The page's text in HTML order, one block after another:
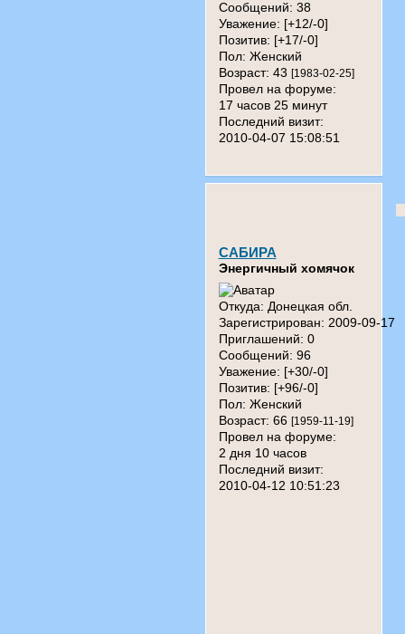
Сообщений: 38
Уважение: [+12/-0]
Позитив: [+17/-0]
Пол: Женский
Возраст: 43 [1983-02-25]
Провел на форуме:
17 часов 25 минут
Последний визит:
2010-04-07 15:08:51
САБИРА
Энергичный хомячок
Откуда: Донецкая обл.
Зарегистрирован: 2009-09-17
Приглашений: 0
Сообщений: 96
Уважение: [+30/-0]
Позитив: [+96/-0]
Пол: Женский
Возраст: 66 [1959-11-19]
Провел на форуме:
2 дня 10 часов
Последний визит:
2010-04-12 10:51:23